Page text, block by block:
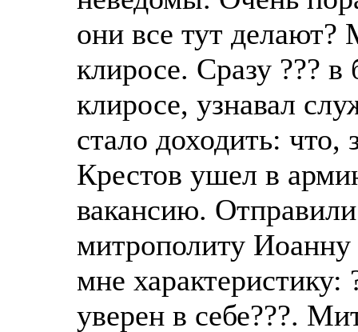
они все тут
клиросе. Сразу ???
клиросе, узнавал
стало доходить:
Крестов ушел в
вакансию.
митрополиту
мне характеристику:
уверен в себе???.